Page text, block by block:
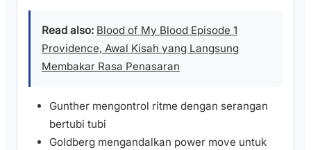
Read also: Blood of My Blood Episode 1
Providence, Awal Kisah yang Langsung
Membakar Rasa Penasaran
Gunther mengontrol ritme dengan serangan
bertubi tubi
Goldberg mengandalkan power move untuk